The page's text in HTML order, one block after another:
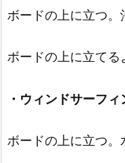
ボードの上に立つ。
ボードの上に立て
・ウィンドサーフィ
ボードの上に立つ。